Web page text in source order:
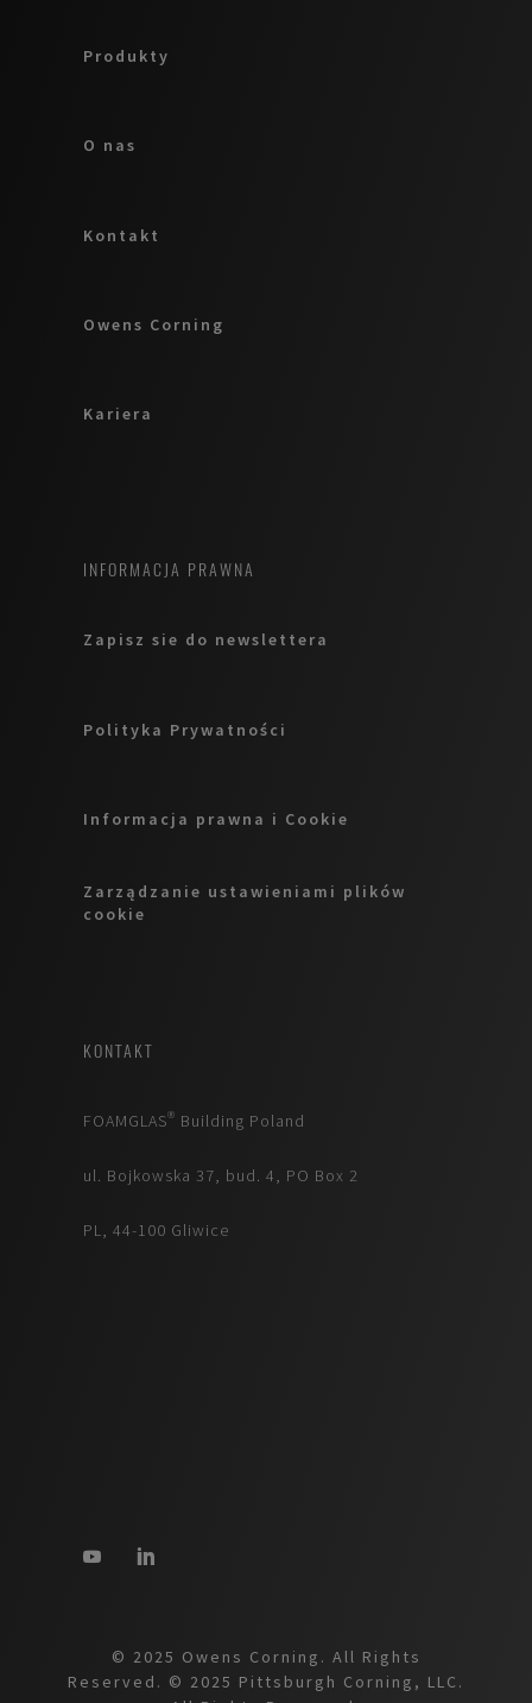
Produkty
O nas
Kontakt
Owens Corning
Kariera
INFORMACJA PRAWNA
Zapisz sie do newslettera
Polityka Prywatności
Informacja prawna i Cookie
Zarządzanie ustawieniami plików
cookie
KONTAKT
FOAMGLAS® Building Poland
ul. Bojkowska 37, bud. 4, PO Box 2
PL, 44-100 Gliwice
© 2025 Owens Corning. All Rights
Reserved. © 2025 Pittsburgh Corning, LLC.